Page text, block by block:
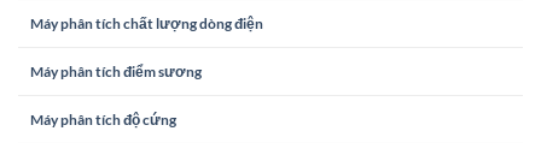
Máy phân tích chất lượng dòng điện
Máy phân tích điểm sương
Máy phân tích độ cứng